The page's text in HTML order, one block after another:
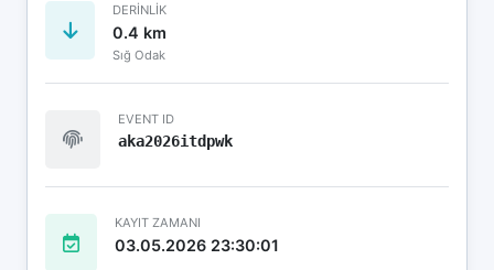
DERINLIK
0.4 km
Sığ Odak
EVENT ID
aka2026itdpwk
KAYIT ZAMANI
03.05.2026 23:30:01